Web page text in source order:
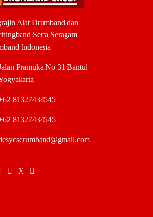
Alat Drumband dan
Serta Seragam
Indonesia
Pramuka No 31 Bantul
81327434545
81327434545